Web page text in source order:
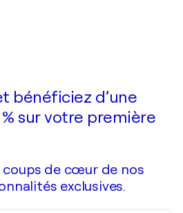
bénéficiez d’une
sur votre première
de cœur de nos
exclusives.